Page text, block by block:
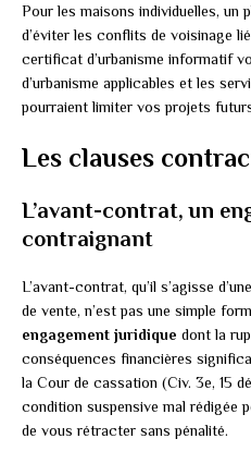
Pour les maisons individuelles, un
d’éviter les conflits de voisinage
certificat d’urbanisme informatif
d’urbanisme applicables et les
pourraient limiter vos projets
Les clauses
L’avant-contrat, un
contraignant
L’avant-contrat, qu’il s’agisse
de vente, n’est pas une simple
engagement juridique dont la
conséquences financières
la Cour de cassation (Civ. 3e, 15
condition suspensive mal rédigée
de vous rétracter sans pénalité.